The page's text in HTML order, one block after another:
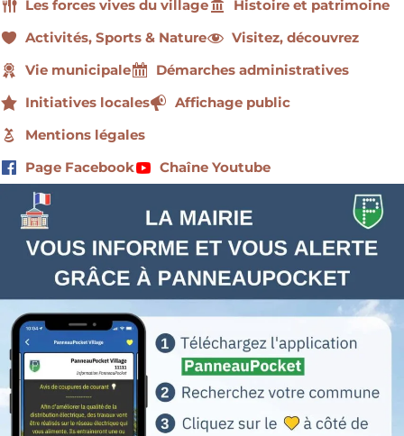
Les forces vives du village
Histoire et patrimoine
Activités, Sports & Nature
Visitez, découvrez
Vie municipale
Démarches administratives
Initiatives locales
Affichage public
Mentions légales
Page Facebook
Chaîne Youtube